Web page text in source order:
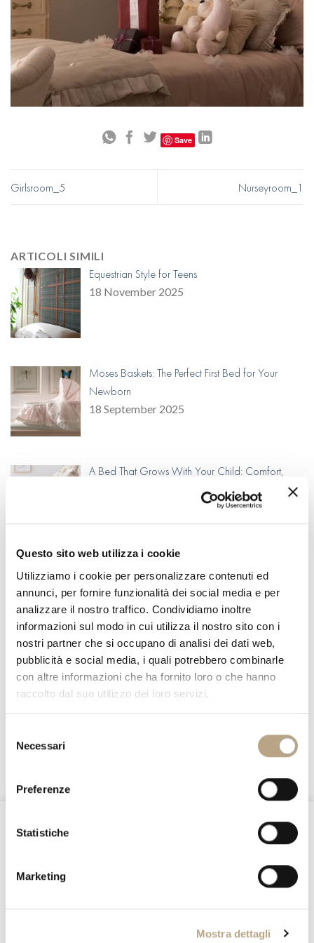
Questo sito web utilizza i cookie
Utilizziamo i cookie per personalizzare contenuti ed
annunci, per fornire funzionalità dei social media e per
analizzare il nostro traffico. Condividiamo inoltre
informazioni sul modo in cui utilizza il nostro sito con i
nostri partner che si occupano di analisi dei dati web,
pubblicità e social media, i quali potrebbero combinarle
con altre informazioni che ha fornito loro o che hanno
raccolto dal suo utilizzo dei loro servizi.
delNecessari
Preferenze
Statistiche
Marketing
Mostra dettagli
Save
Girlsroom_5 Nurseyroom_1
ARTICOLI SIMILI
Equestrian Style for Teens
18 November 2025
Moses Baskets: The Perfect First Bed for Your
Newborn
18 September 2025
A Bed That Grows With Your Child: Comfort,
Continuity, and Craftsmanship
Cosy Outdoor Haven for Kids
14 July 2025
A Gentle Escape: Designing a Feminine Girl’s
Room with Timeless Elegance
WeChat